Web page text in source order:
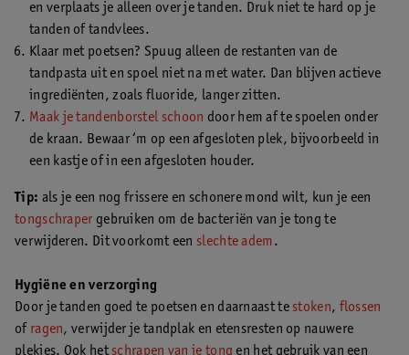
en verplaats je alleen over je tanden. Druk niet te hard op je
tanden of tandvlees.
Klaar met poetsen? Spuug alleen de restanten van de
tandpasta uit en spoel niet na met water. Dan blijven actieve
ingrediënten, zoals fluoride, langer zitten.
Maak je tandenborstel schoon door hem af te spoelen onder
de kraan. Bewaar ‘m op een afgesloten plek, bijvoorbeeld in
een kastje of in een afgesloten houder.
Tip: als je een nog frissere en schonere mond wilt, kun je een
tongschraper gebruiken om de bacteriën van je tong te
verwijderen. Dit voorkomt een slechte adem.
Hygiëne en verzorging
Door je tanden goed te poetsen en daarnaast te stoken, flossen
of ragen, verwijder je tandplak en etensresten op nauwere
plekjes. Ook hetschrapen van je tong en het gebruik van een